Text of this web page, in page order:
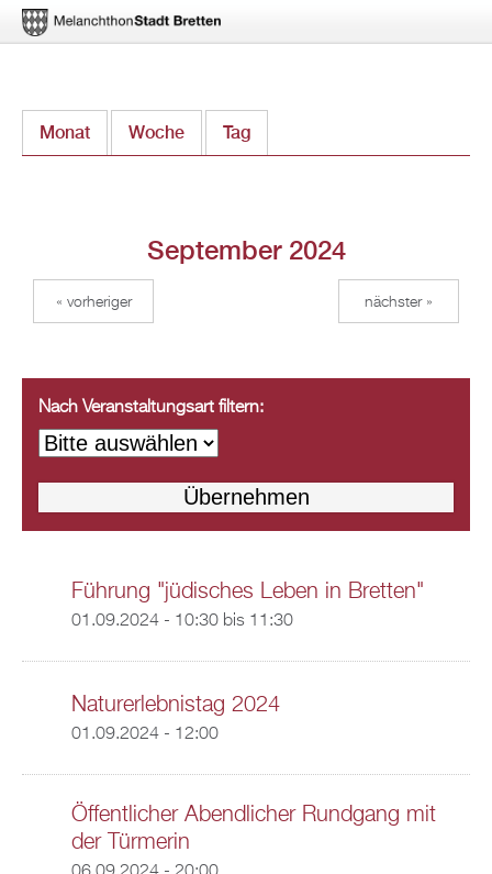
zum
Monat (aktiver Reiter)
Woche Tag
September 2024
« vorheriger nächster »
Nach Veranstaltungsart filtern:
Führung "jüdisches Leben in Bretten"
01.09.2024 - 10:30bis 11:30
Naturerlebnistag 2024
01.09.2024 - 12:00
Öffentlicher Abendlicher Rundgang mit
der Türmerin